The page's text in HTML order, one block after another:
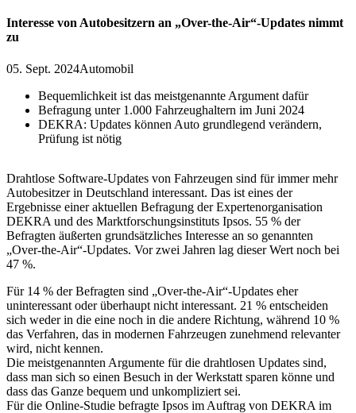
Interesse von Autobesitzern an „Over-the-Air“-Updates nimmt
zu
05. Sept. 2024Automobil
Bequemlichkeit ist das meistgenannte Argument dafür
Befragung unter 1.000 Fahrzeughaltern im Juni 2024
DEKRA: Updates können Auto grundlegend verändern,
Prüfung ist nötig
Drahtlose Software-Updates von Fahrzeugen sind für immer mehr
Autobesitzer in Deutschland interessant. Das ist eines der
Ergebnisse einer aktuellen Befragung der Expertenorganisation
DEKRA und des Marktforschungsinstituts Ipsos. 55 % der
Befragten äußerten grundsätzliches Interesse an so genannten
„Over-the-Air“-Updates. Vor zwei Jahren lag dieser Wert noch bei
47 %.
Für 14 % der Befragten sind „Over-the-Air“-Updates eher
uninteressant oder überhaupt nicht interessant. 21 % entscheiden
sich weder in die eine noch in die andere Richtung, während 10 %
das Verfahren, das in modernen Fahrzeugen zunehmend relevanter
wird, nicht kennen.
Die meistgenannten Argumente für die drahtlosen Updates sind,
dass man sich so einen Besuch in der Werkstatt sparen könne und
dass das Ganze bequem und unkompliziert sei.
Für die Online-Studie befragte Ipsos im Auftrag von DEKRA im